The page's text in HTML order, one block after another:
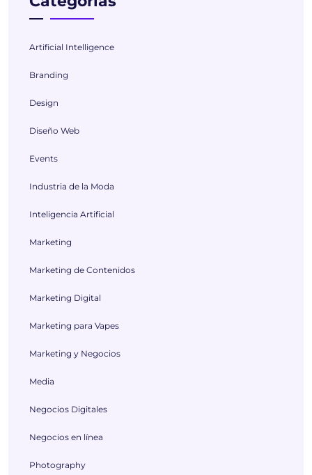
Artificial Intelligence
Branding
Design
Diseño Web
Events
Industria de la Moda
Inteligencia Artificial
Marketing
Marketing de Contenidos
Marketing Digital
Marketing para Vapes
Marketing y Negocios
Media
Negocios Digitales
Negocios en línea
Photography